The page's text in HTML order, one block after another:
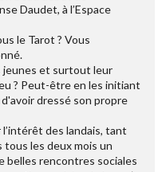
Daudet, à l’Espace
le Tarot ? Vous
jeunes et surtout leur
? Peut-être en les initiant
dressé son propre
des landais, tant
tous les deux mois un
belles rencontres sociales